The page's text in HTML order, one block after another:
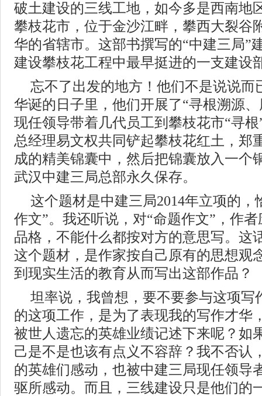
破土建设的三线工地，如今多是西南地
攀枝花市，位于金沙江畔，攀西大裂谷
华的省辖市。这部书撰写的“中建三局”
建设攀枝花工程中最早挺进的一支建设
忘不了出发的地方！他们不是说说而
华诞的日子里，他们开展了“寻根溯源
现任领导带着几代员工到攀枝花市“寻
总经理易文权共同铲起攀枝花红土，郑
成的精美锦囊中，然后把锦囊放入一个
武汉中建三局总部永久保存。
这个题材是中建三局2014年立项的，
作文”。我还听说，对“命题作文”，作
品格，不能什么都按对方的意思写。这
这个题材，是作家按自己原有的思想观
到现实生活的教育从而写出这部作品？
坦率说，我曾想，要不要参与这项写
的这项工作，是为了表现我的写作才华
被世人遗忘的英雄业绩记述下来呢？如
己是不是也该有点义不容辞？我不否认
的英雄们感动，也被中建三局现任领导
驱所感动。而且，三线建设只是他们的